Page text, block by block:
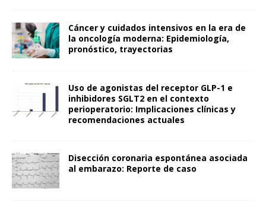
Cáncer y cuidados intensivos en la era de
la oncología moderna: Epidemiología,
pronóstico, trayectorias
Uso de agonistas del receptor GLP-1 e
inhibidores SGLT2 en el contexto
perioperatorio: Implicaciones clínicas y
recomendaciones actuales
Disección coronaria espontánea asociada
al embarazo: Reporte de caso